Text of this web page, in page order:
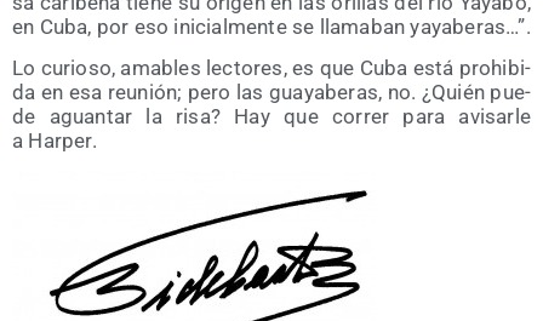
en Cuba, por eso ini­cial­men­te se lla­ma­ban yayaberas…”.
Lo curio­so, ama­bles lec­to­res, es que Cuba está prohi­bi­
da en esa reu­nión; pero las gua­ya­be­ras, no. ¿Quién pue­
de aguan­tar la risa? Hay que correr para avi­sar­le
a Harper.